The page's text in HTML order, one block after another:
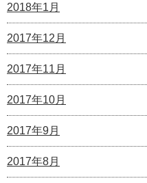
2018年1月
2017年12月
2017年11月
2017年10月
2017年9月
2017年8月